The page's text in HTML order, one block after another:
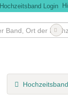
Hochzeitsband Login